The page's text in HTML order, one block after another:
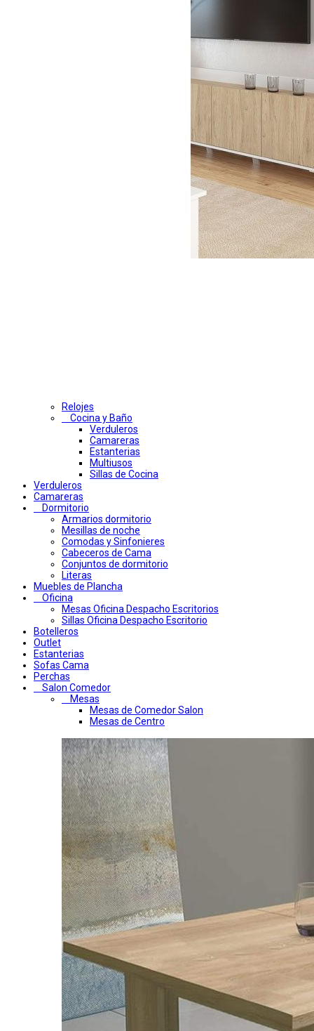
Relojes
Cocina y Baño
Verduleros
Camareras
Estanterias
Multiusos
Sillas de Cocina
Verduleros
Camareras
Dormitorio
Armarios dormitorio
Mesillas de noche
Comodas y Sinfonieres
Cabeceros de Cama
Conjuntos de dormitorio
Literas
Muebles de Plancha
Oficina
Mesas Oficina Despacho Escritorios
Sillas Oficina Despacho Escritorio
Botelleros
Outlet
Estanterias
Sofas Cama
Perchas
Salon Comedor
Mesas
Mesas de Comedor Salon
Mesas de Centro